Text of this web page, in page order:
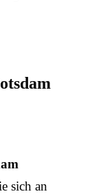
sich an